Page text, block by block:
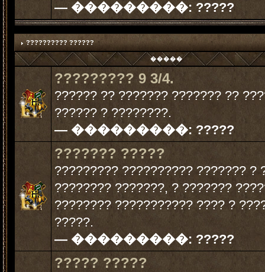
— ���������: ?????
?????????? ??????
�����
????????? 9 3/4.
?????? ?? ??????? ??????? ??
?????? ? ????????.
— ���������: ?????
??????? ?????
????????? ?????????? ??????? ?
???????? ???????, ? ???????
???????? ??????????? ???? ?
?????.
— ���������: ?????
????? ?????